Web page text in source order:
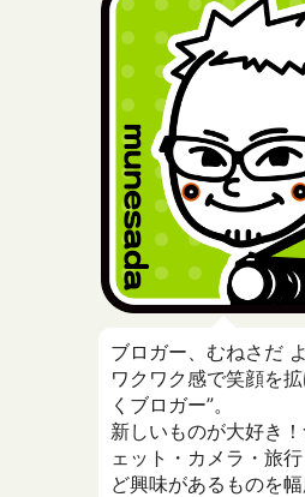
ブロガー、むねさだ
ワクワク感で笑顔を
くブロガー”。
新しいものが大好き
ェット・カメラ・旅
ど興味があるものを